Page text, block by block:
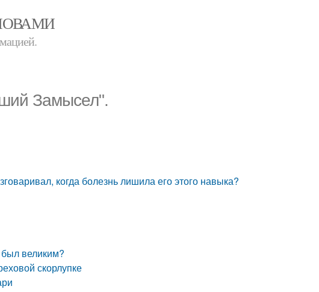
Замысел".
когда болезнь лишила его этого навыка?
великим?
скорлупке